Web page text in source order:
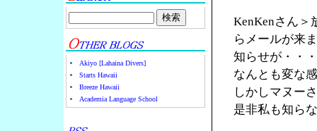
Akiyo [Lahaina Divers]
Starts Hawaii
Breeze Hawaii
Academia Language School
KenKenさん＞
らメールが来
知らせが・・・
なんとも変な
しかしマヌー
是非私も知ら